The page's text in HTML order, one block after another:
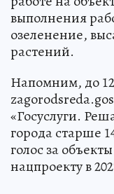
выполнения
озеленение,
растений.
Напомним, до
«Госуслуги.
города старше
голос за
нацпроекту в